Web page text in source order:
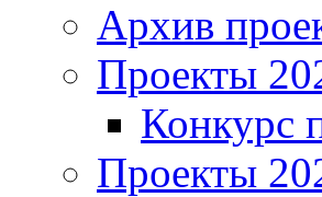
Архив
Проекты
Конкурс
Проекты